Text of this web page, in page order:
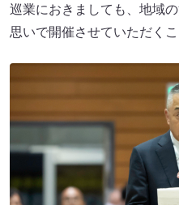
巡業におきましても、地域
思いで開催させていただくこ